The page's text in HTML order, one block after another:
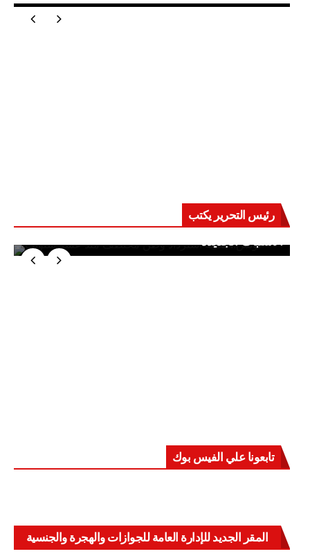
رئيس التحرير يكتب
حرب على العقول.. حادثة دمياط تكشف قواعد
الاشتباك الجديدة
تابعونا علي الفيس بوك
المقر الجديد للإدارة العامة للجوازات والهجرة والجنسية